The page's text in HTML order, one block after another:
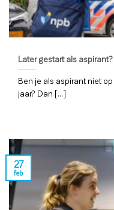
Later gestart als
Ben je als aspirant niet
jaar? Dan [...]
27
feb